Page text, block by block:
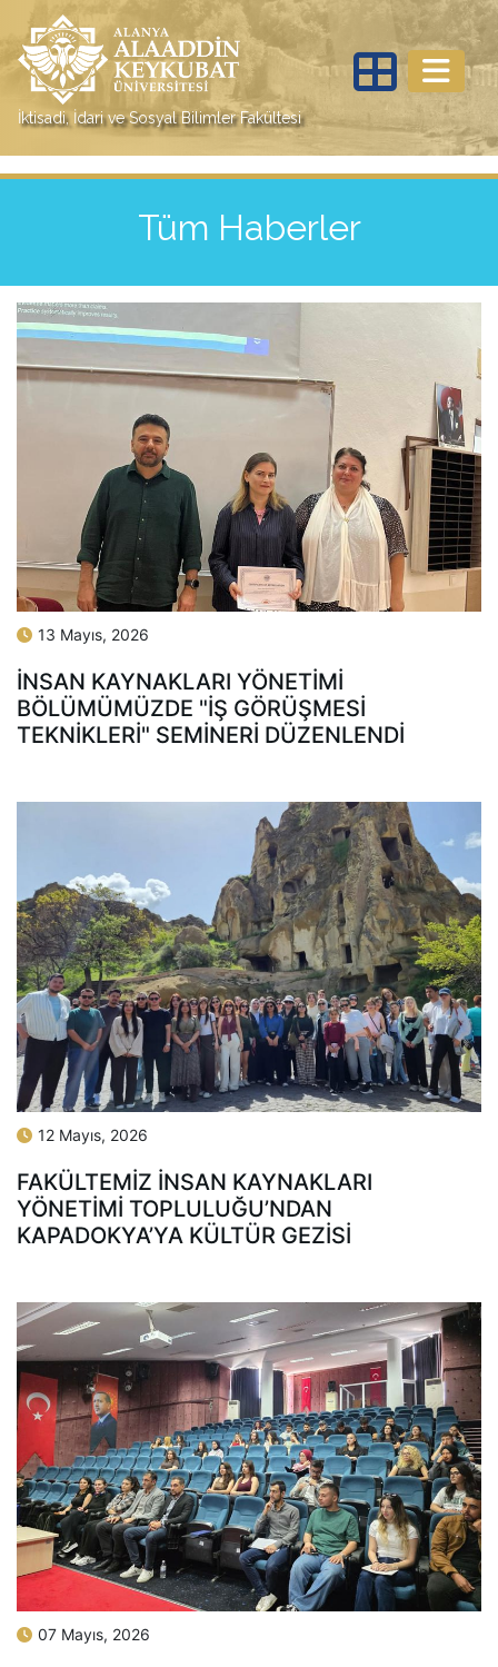
İktisadi, İdari ve Sosyal Bilimler Fakültesi
Tüm Haberler
13 Mayıs, 2026
İNSAN KAYNAKLARI YÖNETIMI
BÖLÜMÜMÜZDE "İŞ GÖRÜŞMESI
TEKNIKLERI" SEMINERI DÜZENLENDI
12 Mayıs, 2026
FAKÜLTEMIZ İNSAN KAYNAKLARI
YÖNETIMI TOPLULUĞU’NDAN
KAPADOKYA’YA KÜLTÜR GEZISI
07 Mayıs, 2026